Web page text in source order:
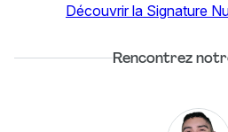
Découvrir la Signature
Rencontrez